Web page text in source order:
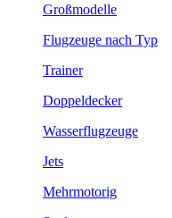
Großmodelle
Flugzeuge nach Typ
Trainer
Doppeldecker
Wasserflugzeuge
Jets
Mehrmotorig